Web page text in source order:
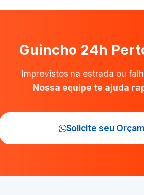
Guincho 24h
Imprevistos na estrada ou
Nossa equipe te ajuda
Solicite seu